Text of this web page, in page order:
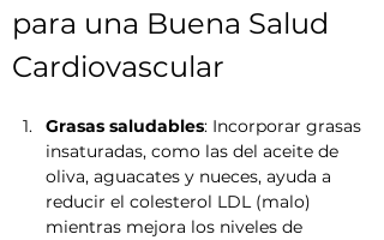
para una Buena Salud
Cardiovascular
Grasas saludables: Incorporar grasas
insaturadas, como las del aceite de
oliva, aguacates y nueces, ayuda a
reducir el colesterol LDL (malo)
mientras mejora los niveles de